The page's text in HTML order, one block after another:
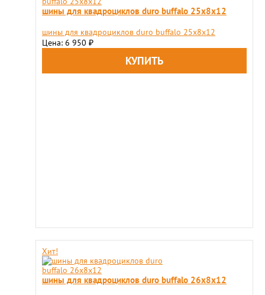
шины для квадроциклов duro buffalo 25х8х12
шины для квадроциклов duro buffalo 25х8х12
Цена: 6 950 ₽
Хит!
шины для квадроциклов duro buffalo 26x8х12